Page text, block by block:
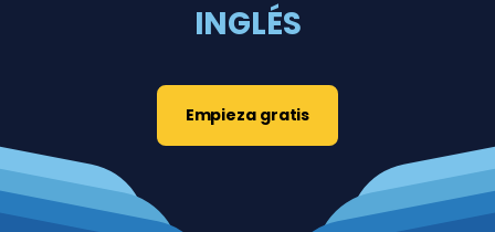
INGLÉS
Empieza gratis